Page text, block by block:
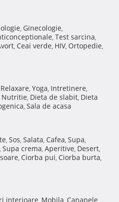
, Ginecologie,
, Test sarcina,
, Ceai verde, HIV, Ortopedie,
Relaxare, Yoga, Intretinere,
Nutritie, Dieta de slabit, Dieta
, Sala de acasa
, Sos, Salata, Cafea, Supa,
, Supa crema, Aperitive, Desert,
, Ciorba pui, Ciorba burta,
interioare, Mobila, Canapele,